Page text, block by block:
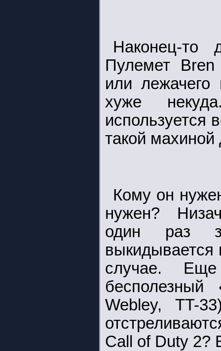
Наконец-то
Пулемет Bren
или лежачего
хуже
используется
такой махиной
Кому он
нужен?
один раз
случае.
бесполезный
Webley, TT-
Call of Duty 2?